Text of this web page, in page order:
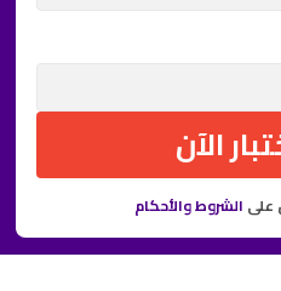
على الشروط والأحكام
الآن